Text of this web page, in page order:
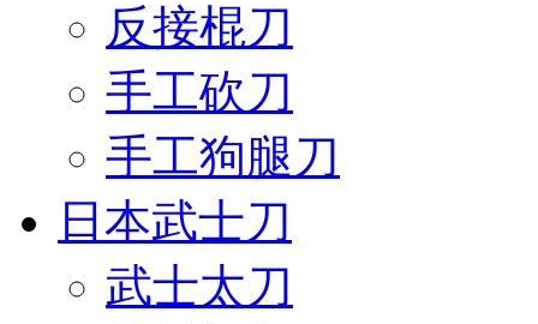
反接棍刀
手工砍刀
手工狗腿刀
日本武士刀
武士太刀